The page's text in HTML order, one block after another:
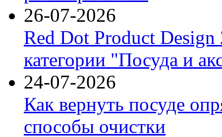
26-07-2026
Red Dot Product Design
категории "Посуда и
24-07-2026
Как вернуть посуде
способы очистки